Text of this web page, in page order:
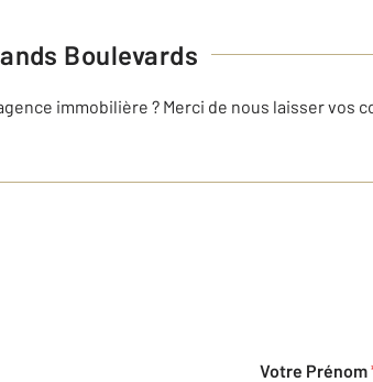
Boulevards
immobilière ? Merci de nous laisser
Votre Prénom